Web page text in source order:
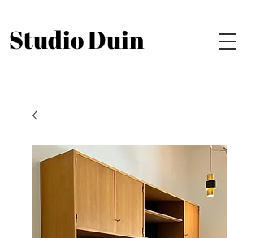
Studio Duin